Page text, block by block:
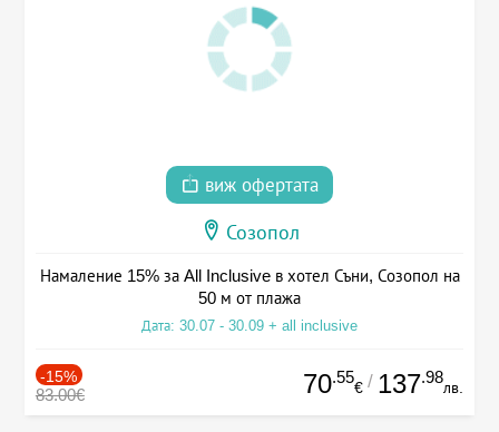
виж офертата
Созопол
Намаление 15% за All Inclusive в хотел Съни, Созопол на
50 м от плажа
Дата: 30.07 - 30.09 + all inclusive
-15%
83.00€ 70.55
€ / 137.98
лв.